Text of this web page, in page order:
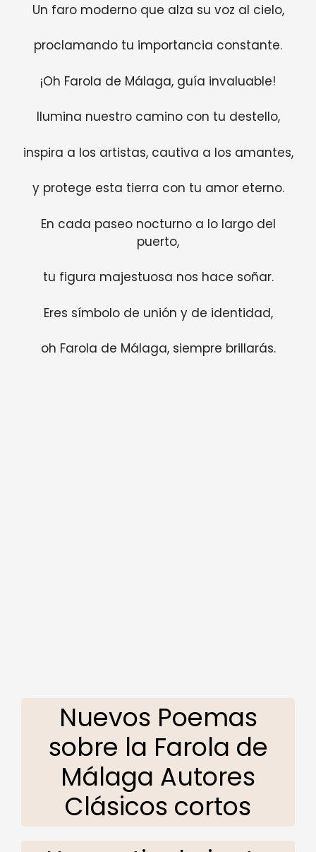
Un faro moderno que alza su voz al cielo,
proclamando tu importancia constante.
¡Oh Farola de Málaga, guía invaluable!
Ilumina nuestro camino con tu destello,
inspira a los artistas, cautiva a los amantes,
y protege esta tierra con tu amor eterno.
En cada paseo nocturno a lo largo del
puerto,
tu figura majestuosa nos hace soñar.
Eres símbolo de unión y de identidad,
oh Farola de Málaga, siempre brillarás.
Nuevos Poemas
sobre la Farola de
Málaga Autores
Clásicos cortos